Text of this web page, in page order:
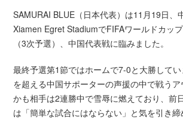
SAMURAI BLUE（日本代表）は11月19日、
Xiamen Egret StadiumでFIFAワールドカッ
（3次予選）、中国代表戦に臨みました。
最終予選第1節ではホームで7-0と大勝して
を超える中国サポーターの声援の中で戦う
かも相手は2連勝中で雪辱に燃えており、前
は「簡単な試合にはならない」と気を引き締